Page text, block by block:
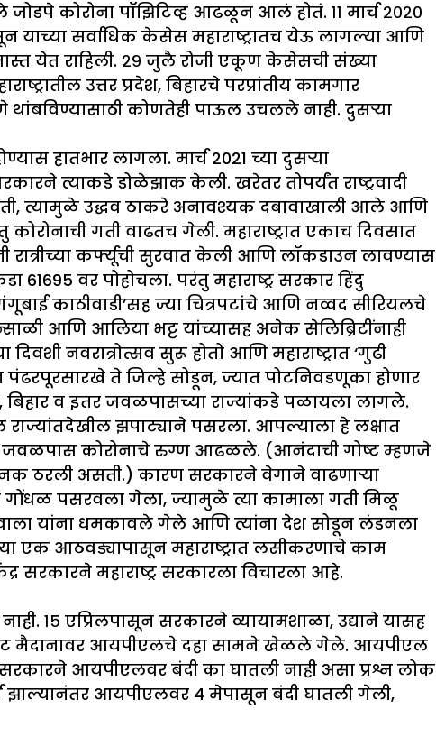
कोरोना पॉझिटिव्ह आढळून आलं होतं. ११ मार्च २०२०
याच्या सर्वाधिक केसेस महाराष्ट्रातच येऊ लागल्या आणि
जास्त येत राहिली. २९ जुलै रोजी एकूण केसेसची संख्या
उत्तर प्रदेश, बिहारचे परप्रांतीय कामगार
कोणतेही पाऊल उचलले नाही. दुसर्‍या
हातभार लागला. मार्च 2021 च्या दुसर्‍या
त्याकडे डोळेझाक केली. खरेतर तोपर्यंत राष्ट्रवादी
त्यामुळे उद्धव ठाकरे अनावश्यक दबावाखाली आले आणि
गती वाढतच गेली. महाराष्ट्रात एकाच दिवसात
रात्रीच्या कर्फ्यूची सुरवात केली आणि लॉकडाउन लावण्यास
वर पोहोचला. परंतु महाराष्ट्र सरकार हिंदु
काठीवाडी’सह ज्या चित्रपटांचे आणि नव्वद सीरियलचे
आणि आलिया भट्ट यांच्यासह अनेक सेलिब्रिटींनाही
नवरात्रोत्सव सुरू होतो आणि महाराष्ट्रात ‘गुढी
पंढरपूरसारखे ते जिल्हे सोडून, ज्यात पोटनिवडणूका होणार
बिहार व इतर जवळपासच्या राज्यांकडे पळायला लागले.
राज्यांतदेखील झपाट्याने पसरला. आपल्याला हे लक्षात
जवळपास कोरोनाचे रुग्ण आढळले. (आनंदाची गोष्ट म्हणजे
ठरली असती.) कारण सरकारने वेगाने वाढणार्‍या
गोंधळ पसरवला गेला, ज्यामुळे त्या कामाला गती मिळू
यांना धमकावले गेले आणि त्यांना देश सोडून लंडनला
एक आठवड्यापासून महाराष्ट्रात लसीकरणाचे काम
सरकारने महाराष्ट्र सरकारला विचारला आहे.
१५ एप्रिलपासून सरकारने व्यायामशाळा, उद्याने यासह
मैदानावर आयपीएलचे दहा सामने खेळले गेले. आयपीएल
आयपीएलवर बंदी का घातली नाही असा प्रश्न लोक
आयपीएलवर 4 मेपासून बंदी घातली गेली,